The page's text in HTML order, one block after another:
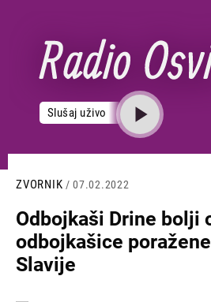
sadržaj
Slušaj uživo
ZVORNIK / 07.02.2022
Odbojkaši Drine bolji
odbojkašice
Slavije